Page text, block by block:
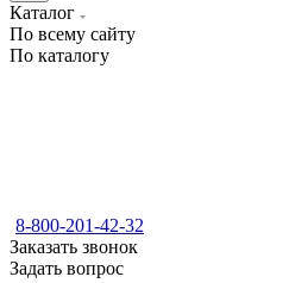
Каталог
По всему сайту
По каталогу
8-800-201-42-32
Заказать звонок
Задать вопрос